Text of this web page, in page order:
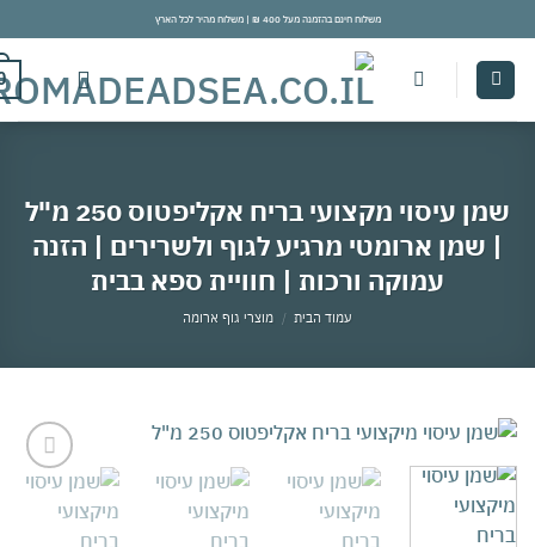
משלוח חינם בהזמנה מעל 400 ₪ | משלוח מהיר לכל הארץ
0
שמן עיסוי מקצועי בריח אקליפטוס 250 מ"ל
שמן ארומטי מרגיע לגוף ולשרירים | הזנה
עמוקה ורכות | חוויית ספא בבית
עמוד הבית / מוצרי גוף ארומה
אהבתי